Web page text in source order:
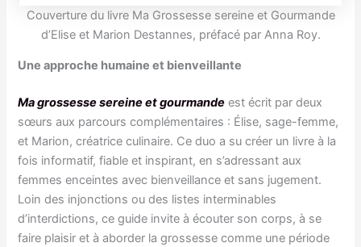
Couverture du livre Ma Grossesse sereine et Gourmande
d’Elise et Marion Destannes, préfacé par Anna Roy.
Une approche humaine et bienveillante
Ma grossesse sereine et gourmande est écrit par deux
sœurs aux parcours complémentaires : Élise, sage-femme,
et Marion, créatrice culinaire. Ce duo a su créer un livre à la
fois informatif, fiable et inspirant, en s’adressant aux
femmes enceintes avec bienveillance et sans jugement.
Loin des injonctions ou des listes interminables
d’interdictions, ce guide invite à écouter son corps, à se
faire plaisir et à aborder la grossesse comme une période